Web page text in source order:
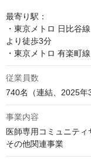
最寄り駅：
・東京メトロ 日比谷
より徒歩3分
・東京メトロ 有楽町
従業員数
740名（連結、2025年
事業内容
医師専用コミュニテ
その他関連事業